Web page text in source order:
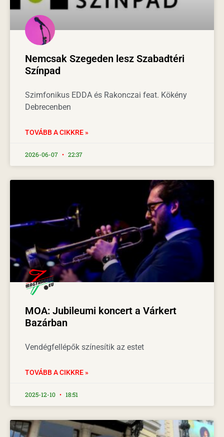
Nemcsak Szegeden lesz Szabadtéri
Színpad
Szimfonikus EDDA és Rakonczai feat. Kökény
Debrecenben
TOVÁBB A CIKKRE »
2026-06-07 22:37
MOA: Jubileumi koncert a Várkert
Bazárban
Vendégfellépők színesítik az estet
TOVÁBB A CIKKRE »
2025-12-10 18:51